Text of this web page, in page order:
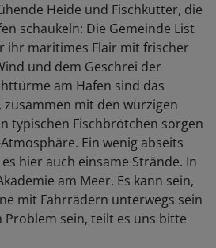
Heide und Fischkutter, die
schaukeln: Die Gemeinde List
ihr maritimes Flair mit frischer
und dem Geschrei der
am Hafen sind das
zusammen mit den würzigen
typischen Fischbrötchen sorgen
Ein wenig abseits
hier auch einsame Strände. In
am Meer. Es kann sein,
mit Fahrrädern unterwegs sein
Problem sein, teilt es uns bitte